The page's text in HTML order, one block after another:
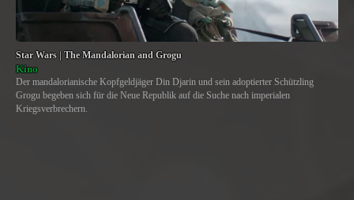
Star Wars | The Mandalorian and Grogu
Kino
Der mandalorianische Kopfgeldjäger Din Djarin und sein adoptierter Schützling
Grogu begeben sich für die Neue Republik auf die Suche nach imperialen
Kriegsverbrechern.